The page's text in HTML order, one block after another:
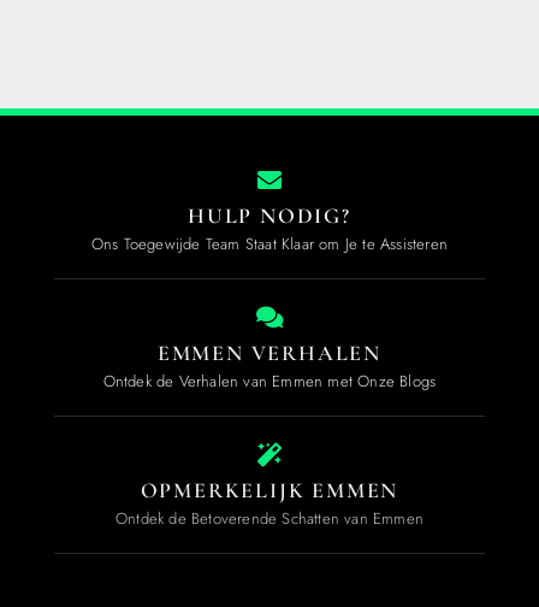
HULP NODIG?
Ons Toegewijde Team Staat Klaar om Je te Assisteren
EMMEN VERHALEN
Ontdek de Verhalen van Emmen met Onze Blogs
OPMERKELIJK EMMEN
Ontdek de Betoverende Schatten van Emmen